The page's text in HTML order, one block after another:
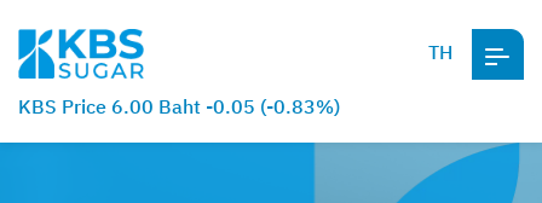
KBS Price 6.00 Baht -0.05 (-0.83%)
TH